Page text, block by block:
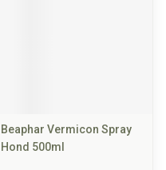
Beaphar Vermicon Spray
Hond 500ml